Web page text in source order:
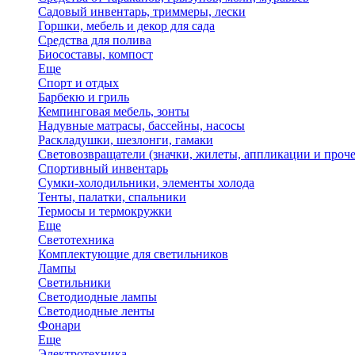
Садовый инвентарь, триммеры, лески
Горшки, мебель и декор для сада
Средства для полива
Биосоставы, компост
Еще
Спорт и отдых
Барбекю и гриль
Кемпинговая мебель, зонты
Надувные матрасы, бассейны, насосы
Раскладушки, шезлонги, гамаки
Световозвращатели (значки, жилеты, аппликации и
Спортивный инвентарь
Сумки-холодильники, элементы холода
Тенты, палатки, спальники
Термосы и термокружки
Еще
Светотехника
Комплектующие для светильников
Лампы
Светильники
Светодиодные лампы
Светодиодные ленты
Фонари
Еще